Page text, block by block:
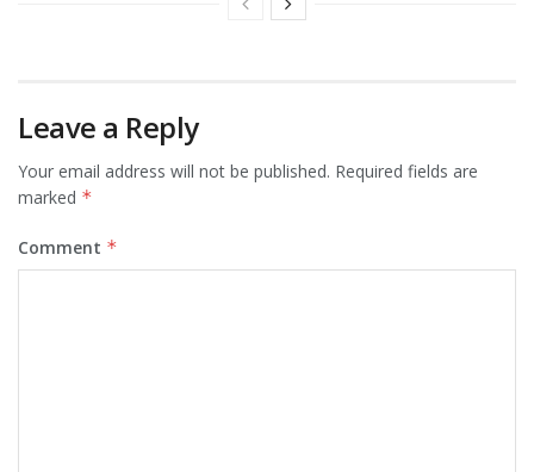
Leave a Reply
Your email address will not be published. Required fields are
marked *
Comment *